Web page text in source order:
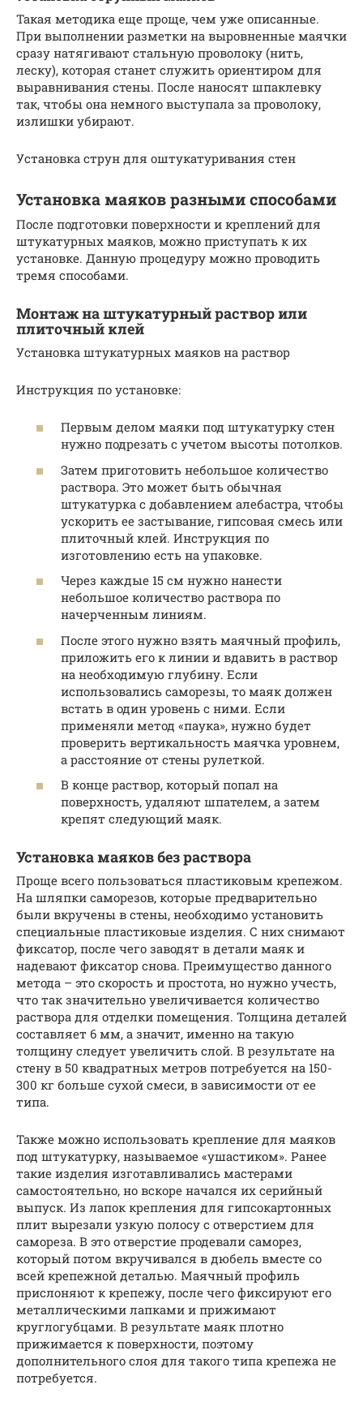
Такая методика еще проще, чем уже описанные.
При выполнении разметки на выровненные маячки
сразу натягивают стальную проволоку (нить,
леску), которая станет служить ориентиром для
выравнивания стены. После наносят шпаклевку
так, чтобы она немного выступала за проволоку,
излишки убирают.
Установка струн для оштукатуривания стен
Установка маяков разными способами
После подготовки поверхности и креплений для
штукатурных маяков, можно приступать к их
установке. Данную процедуру можно проводить
тремя способами.
Монтаж на штукатурный раствор или
плиточный клей
Установка штукатурных маяков на раствор
Инструкция по установке:
Первым делом маяки под штукатурку стен
нужно подрезать с учетом высоты потолков.
Затем приготовить небольшое количество
раствора. Это может быть обычная
штукатурка с добавлением алебастра, чтобы
ускорить ее застывание, гипсовая смесь или
плиточный клей. Инструкция по
изготовлению есть на упаковке.
Через каждые 15 см нужно нанести
небольшое количество раствора по
начерченным линиям.
После этого нужно взять маячный профиль,
приложить его к линии и вдавить в раствор
на необходимую глубину. Если
использовались саморезы, то маяк должен
встать в один уровень с ними. Если
применяли метод «паука», нужно будет
проверить вертикальность маячка уровнем,
а расстояние от стены рулеткой.
В конце раствор, который попал на
поверхность, удаляют шпателем, а затем
крепят следующий маяк.
Установка маяков без раствора
Проще всего пользоваться пластиковым крепежом.
На шляпки саморезов, которые предварительно
были вкручены в стены, необходимо установить
специальные пластиковые изделия. С них снимают
фиксатор, после чего заводят в детали маяк и
надевают фиксатор снова. Преимущество данного
метода – это скорость и простота, но нужно учесть,
что так значительно увеличивается количество
раствора для отделки помещения. Толщина деталей
составляет 6 мм, а значит, именно на такую
толщину следует увеличить слой. В результате на
стену в 50 квадратных метров потребуется на 150-
300 кг больше сухой смеси, в зависимости от ее
типа.
Также можно использовать крепление для маяков
под штукатурку, называемое «ушастиком». Ранее
такие изделия изготавливались мастерами
самостоятельно, но вскоре начался их серийный
выпуск. Из лапок крепления для гипсокартонных
плит вырезали узкую полосу с отверстием для
самореза. В это отверстие продевали саморез,
который потом вкручивался в дюбель вместе со
всей крепежной деталью. Маячный профиль
прислоняют к крепежу, после чего фиксируют его
металлическими лапками и прижимают
круглогубцами. В результате маяк плотно
прижимается к поверхности, поэтому
дополнительного слоя для такого типа крепежа не
потребуется.